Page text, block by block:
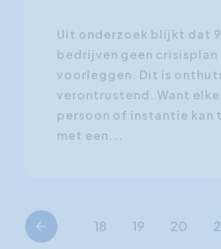
Uit onderzoek blijkt dat
bedrijven geen crisisplan
voorleggen. Dit is
verontrustend. Want
persoon of instantie kan
met een...
Vorige 18 19 20